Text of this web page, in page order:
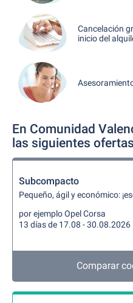
Cancelación
inicio del
En Comunidad
las siguientes
Subcompacto
Pequeño, ágil y económico:
por ejemplo Opel Corsa
13 días de 17.08 - 30.08.2026
Comparar